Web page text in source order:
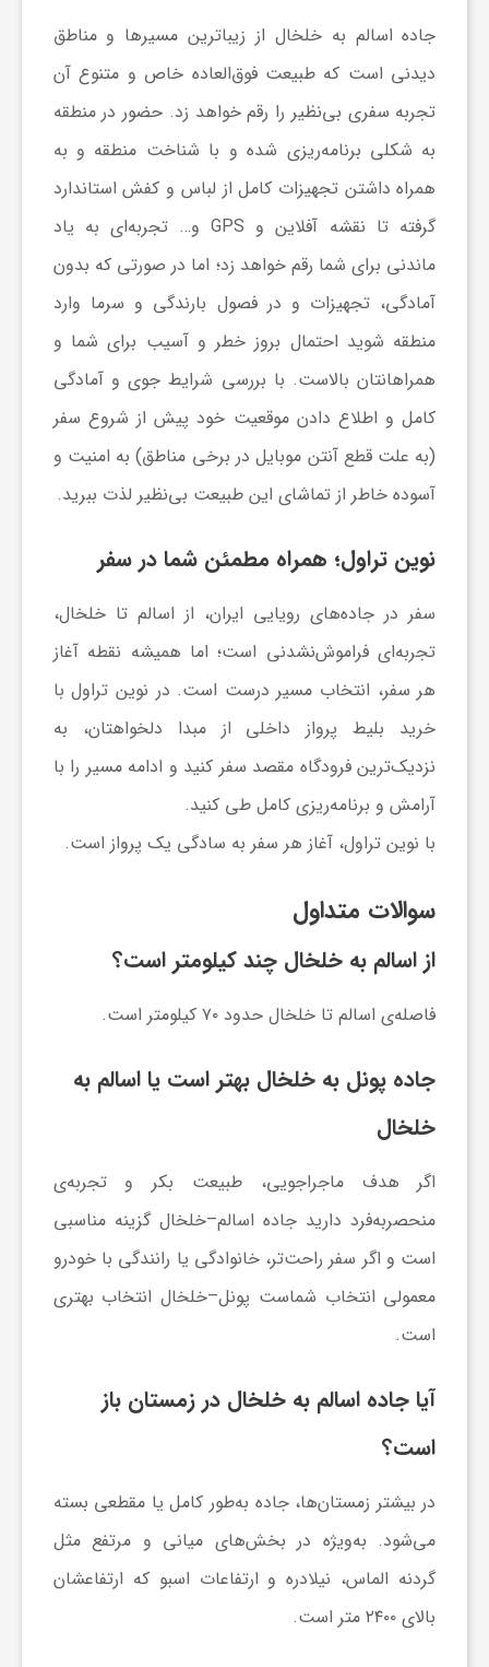
جاده اسالم به خلخال از زیباترین مسیرها و مناطق
دیدنی است که طبیعت فوق‌العاده خاص و متنوع آن
تجربه سفری بی‌نظیر را رقم خواهد زد. حضور در منطقه
به شکلی برنامه‌ریزی شده و با شناخت منطقه و به
همراه داشتن تجهیزات کامل از لباس و کفش استاندارد
گرفته تا نقشه آفلاین و GPS و… تجربه‌ای به یاد
ماندنی برای شما رقم خواهد زد؛ اما در صورتی که بدون
آمادگی، تجهیزات و در فصول بارندگی و سرما وارد
منطقه شوید احتمال بروز خطر و آسیب برای شما و
همراهانتان بالاست. با بررسی شرایط جوی و آمادگی
کامل و اطلاع دادن موقعیت خود پیش از شروع سفر
(به علت قطع آنتن موبایل در برخی مناطق) به امنیت و
آسوده خاطر از تماشای این طبیعت بی‌نظیر لذت ببرید.
نوین تراول؛ همراه مطمئن شما در سفر
سفر در جاده‌های رویایی ایران، از اسالم تا خلخال،
تجربه‌ای فراموش‌نشدنی است؛ اما همیشه نقطه آغاز
هر سفر، انتخاب مسیر درست است. در نوین تراول با
خرید بلیط پرواز داخلی از مبدا دلخواهتان، به
نزدیک‌ترین فرودگاه مقصد سفر کنید و ادامه مسیر را با
آرامش و برنامه‌ریزی کامل طی کنید.
با نوین تراول، آغاز هر سفر به سادگی یک پرواز است.
سوالات متداول
از اسالم به خلخال چند کیلومتر است؟
فاصله‌ی اسالم تا خلخال حدود ۷۰ کیلومتر است.
جاده پونل به خلخال بهتر است یا اسالم به
خلخال
اگر هدف ماجراجویی، طبیعت بکر و تجربه‌ی
منحصربه‌فرد دارید جاده اسالم–خلخال گزینه مناسبی
است و اگر سفر راحت‌تر، خانوادگی یا رانندگی با خودرو
معمولی انتخاب شماست پونل–خلخال انتخاب بهتری
است.
آیا جاده اسالم به خلخال در زمستان باز
است؟
در بیشتر زمستان‌ها، جاده به‌طور کامل یا مقطعی بسته
می‌شود. به‌ویژه در بخش‌های میانی و مرتفع مثل
گردنه الماس، نیلا‌دره و ارتفاعات اسبو که ارتفاعشان
بالای ۲۴۰۰ متر است.